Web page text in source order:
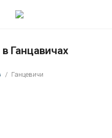
Ганцавичах
Ганцевичи